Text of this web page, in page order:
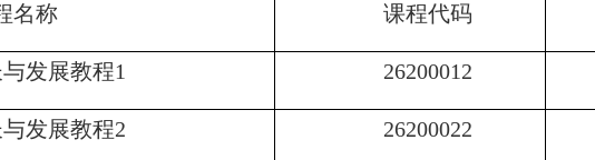
名称 课程代码
发展教程1 26200012
发展教程2 26200022